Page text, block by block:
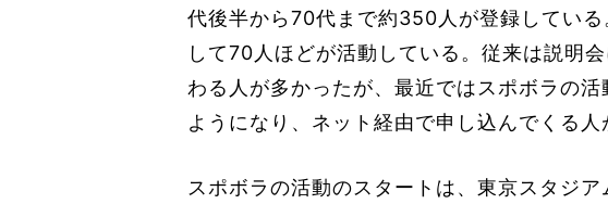
代後半から70代まで約350人が登録してい
して70人ほどが活動している。従来は説明
わる人が多かったが、最近ではスポボラの
ようになり、ネット経由で申し込んでくる人
スポボラの活動のスタートは、東京スタジ